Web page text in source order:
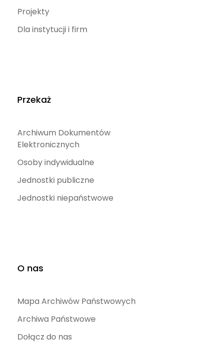
Projekty
Dla instytucji i firm
Przekaż
Archiwum Dokumentów
Elektronicznych
Osoby indywidualne
Jednostki publiczne
Jednostki niepaństwowe
O nas
Mapa Archiwów Państwowych
Archiwa Państwowe
Dołącz do nas